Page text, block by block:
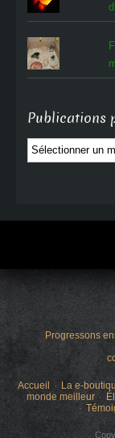
Publications
Publications
par
Progressons
Accueil La e-
monde meilleur